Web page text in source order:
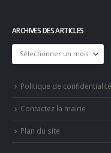
ARCHIVES DES ARTICLES
Archives
des
Politique de confidentialité
Contactez la mairie
Plan du site